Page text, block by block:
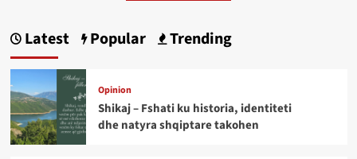
Latest Popular Trending
Opinion
Shikaj – Fshati ku historia, identiteti
dhe natyra shqiptare takohen